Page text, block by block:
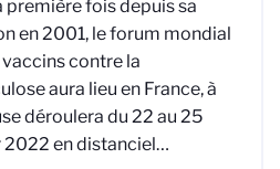
première fois depuis sa
en 2001, le forum mondial
vaccins contre la
aura lieu en France, à
déroulera du 22 au 25
2022 en distanciel…